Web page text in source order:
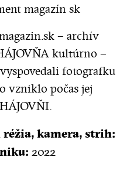
magazín sk
– archív
kultúrno –
fotografku
vzniklo počas jej
réžia, kamera, strih:
2022